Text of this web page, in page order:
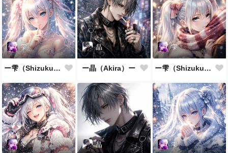
雫
ー雫（Shizuku）ー
晶
ー晶（Akira）ー
雫
ー雫（Shizuku）ー
雫 晶 雫